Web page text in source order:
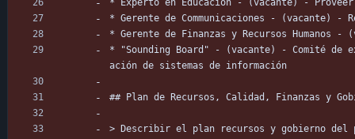
* Experto en Educación - (vacante) -
* Gerente de Communicaciones - (vacante)
* Gerente de Finanzas y Recursos
* "Sounding Board" - (vacante) - Comité de
ación de sistemas de información
## Plan de Recursos, Calidad, Finanzas y
> Describir el plan recursos y gobierno del